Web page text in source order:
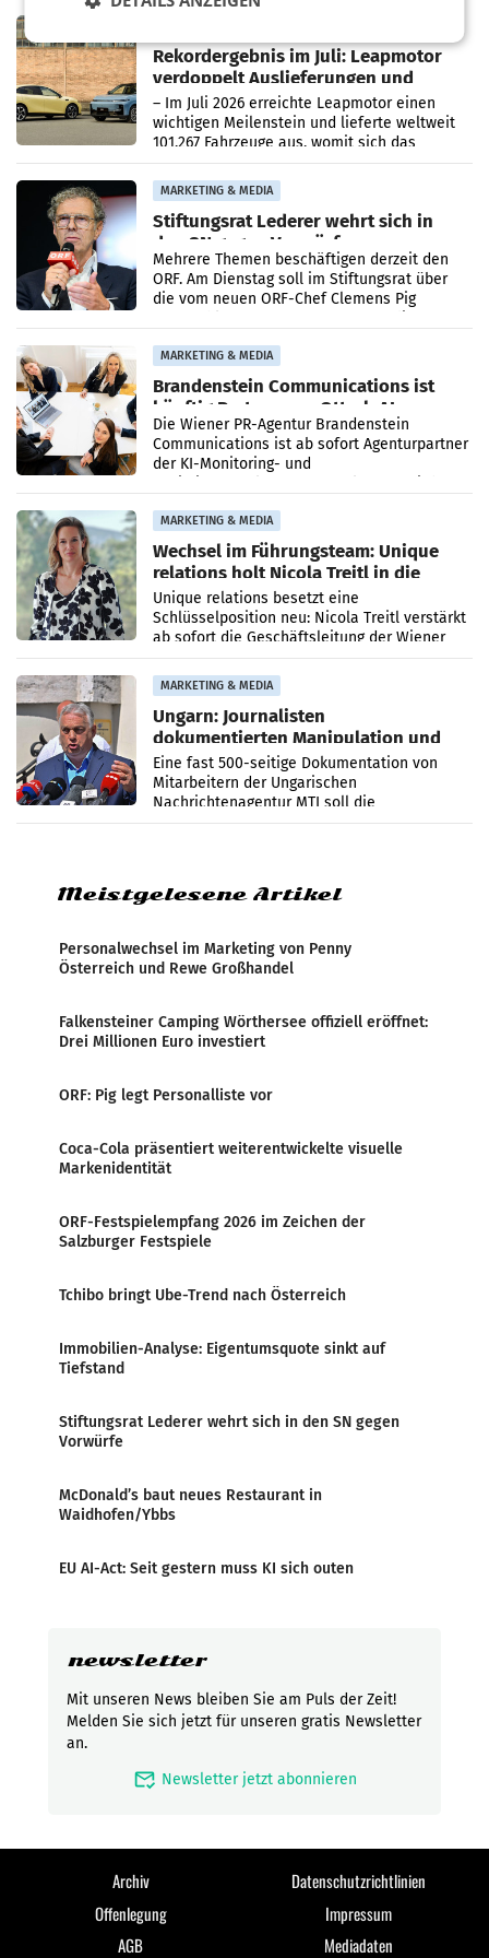
Bundeswettbewerbsbehörde und der
Rekordergebnis im Juli: Leapmotor
verdoppelt Auslieferungen und
überschreitet die 100.000er-Marke
– Im Juli 2026 erreichte Leapmotor einen
wichtigen Meilenstein und lieferte weltweit
101.267 Fahrzeuge aus, womit sich das
Ergebnis gegenüber Juli 2025 mehr als
verdoppelte (+102
MARKETING & MEDIA
Stiftungsrat Lederer wehrt sich in
den SN gegen Vorwürfe
Mehrere Themen beschäftigen derzeit den
ORF. Am Dienstag soll im Stiftungsrat über
die vom neuen ORF-Chef Clemens Pig
MARKETING & MEDIA
Brandenstein Communications ist
künftig Partner von OtterlyAI
Die Wiener PR-Agentur Brandenstein
Communications ist ab sofort Agenturpartner
der KI-Monitoring- und
MARKETING & MEDIA
Wechsel im Führungsteam: Unique
relations holt Nicola Treitl in die
Geschäftsleitung
Unique relations besetzt eine
Schlüsselposition neu: Nicola Treitl verstärkt
ab sofort die Geschäftsleitung der Wiener
PR-Agentur an der Seite von Josef Kalina und
Anna Kalina-Mahr.
MARKETING & MEDIA
Ungarn: Journalisten
dokumentierten Manipulation und
Zensur
Eine fast 500-seitige Dokumentation von
Mitarbeitern der Ungarischen
Nachrichtenagentur MTI soll die
systematische Nachrichten-Manipulation und
Meistgelesene Artikel
Personalwechsel im Marketing von Penny
Österreich und Rewe Großhandel
Falkensteiner Camping Wörthersee offiziell eröffnet:
Drei Millionen Euro investiert
ORF: Pig legt Personalliste vor
Coca-Cola präsentiert weiterentwickelte visuelle
Markenidentität
ORF-Festspielempfang 2026 im Zeichen der
Salzburger Festspiele
Tchibo bringt Ube-Trend nach Österreich
Immobilien-Analyse: Eigentumsquote sinkt auf
Tiefstand
Stiftungsrat Lederer wehrt sich in den SN gegen
Vorwürfe
McDonald’s baut neues Restaurant in
Waidhofen/Ybbs
EU AI-Act: Seit gestern muss KI sich outen
newsletter
Mit unseren News bleiben Sie am Puls der Zeit!
Melden Sie sich jetzt für unseren gratis Newsletter
an.
mark_email_read Newsletter jetzt abonnieren
Archiv
Datenschutzrichtlinien
Offenlegung
Impressum
AGB
Mediadaten